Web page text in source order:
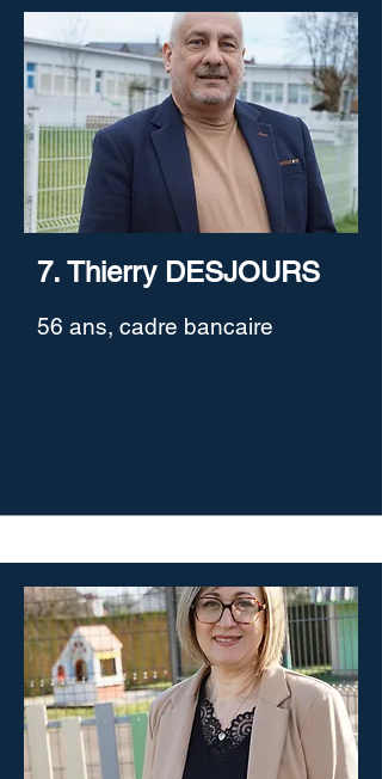
7. Thierry DESJOURS
56 ans, cadre bancaire